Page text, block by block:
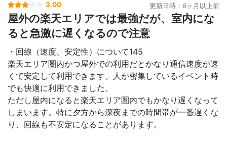
3.00 更新日時：6ヶ月以上前
屋外の楽天エリアでは最強だが、室内にな
ると急激に遅くなるので注意
・回線（速度、安定性）について145
楽天エリア圏内かつ屋外での利用だとかなり通信速度が速
くて安定して利用できます。人が密集しているイベント時
でも快適に利用できました。
ただし屋内になると楽天エリア圏内でもかなり遅くなって
しまいます。特に夕方から深夜までの時間帯が一番遅くな
り、回線も不安定になることがあります。